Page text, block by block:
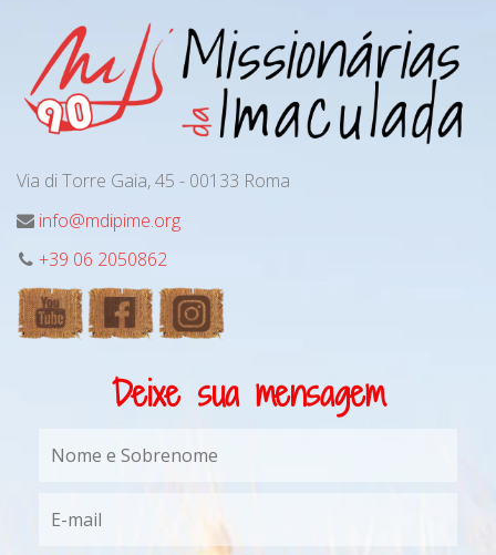
Via di Torre Gaia, 45 - 00133 Roma
info@mdipime.org
+39 06 2050862
Deixe sua mensagem